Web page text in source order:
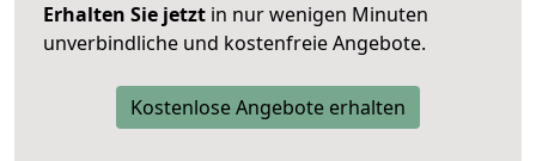
Erhalten Sie jetzt in nur wenigen Minuten
unverbindliche und kostenfreie Angebote.
Kostenlose Angebote erhalten